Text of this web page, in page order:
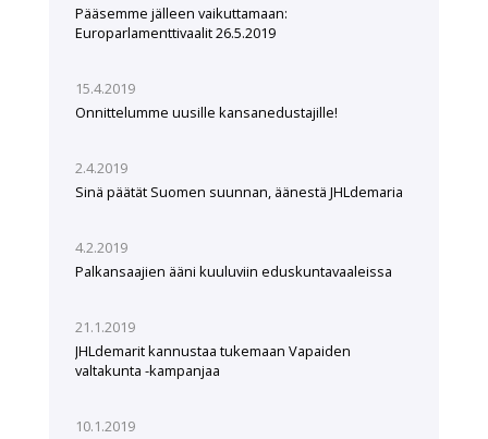
Pääsemme jälleen vaikuttamaan:
Europarlamenttivaalit 26.5.2019
15.4.2019
Onnittelumme uusille kansanedustajille!
2.4.2019
Sinä päätät Suomen suunnan, äänestä JHLdemaria
4.2.2019
Palkansaajien ääni kuuluviin eduskuntavaaleissa
21.1.2019
JHLdemarit kannustaa tukemaan Vapaiden
valtakunta -kampanjaa
10.1.2019